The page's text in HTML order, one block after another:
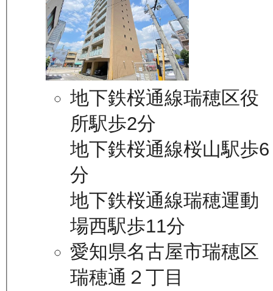
地下鉄桜通線瑞穂区役
所駅歩2分
地下鉄桜通線桜山駅歩6
分
地下鉄桜通線瑞穂運動
場西駅歩11分
愛知県名古屋市瑞穂区
瑞穂通２丁目